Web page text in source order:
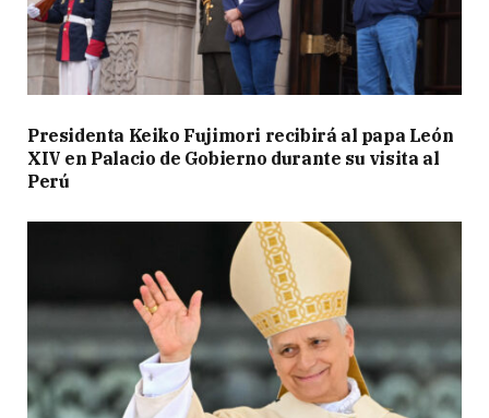
Presidenta Keiko Fujimori recibirá al papa León
XIV en Palacio de Gobierno durante su visita al
Perú